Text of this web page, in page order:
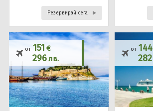
Резервирай сега
от 151 €
296лв.
от 144
282